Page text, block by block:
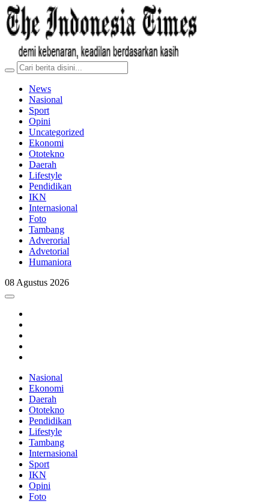
News
Nasional
Sport
Opini
Uncategorized
Ekonomi
Ototekno
Daerah
Lifestyle
Pendidikan
IKN
Internasional
Foto
Tambang
Adverorial
Advetorial
Humaniora
08 Agustus 2026
Nasional
Ekonomi
Daerah
Ototekno
Pendidikan
Lifestyle
Tambang
Internasional
Sport
IKN
Opini
Foto